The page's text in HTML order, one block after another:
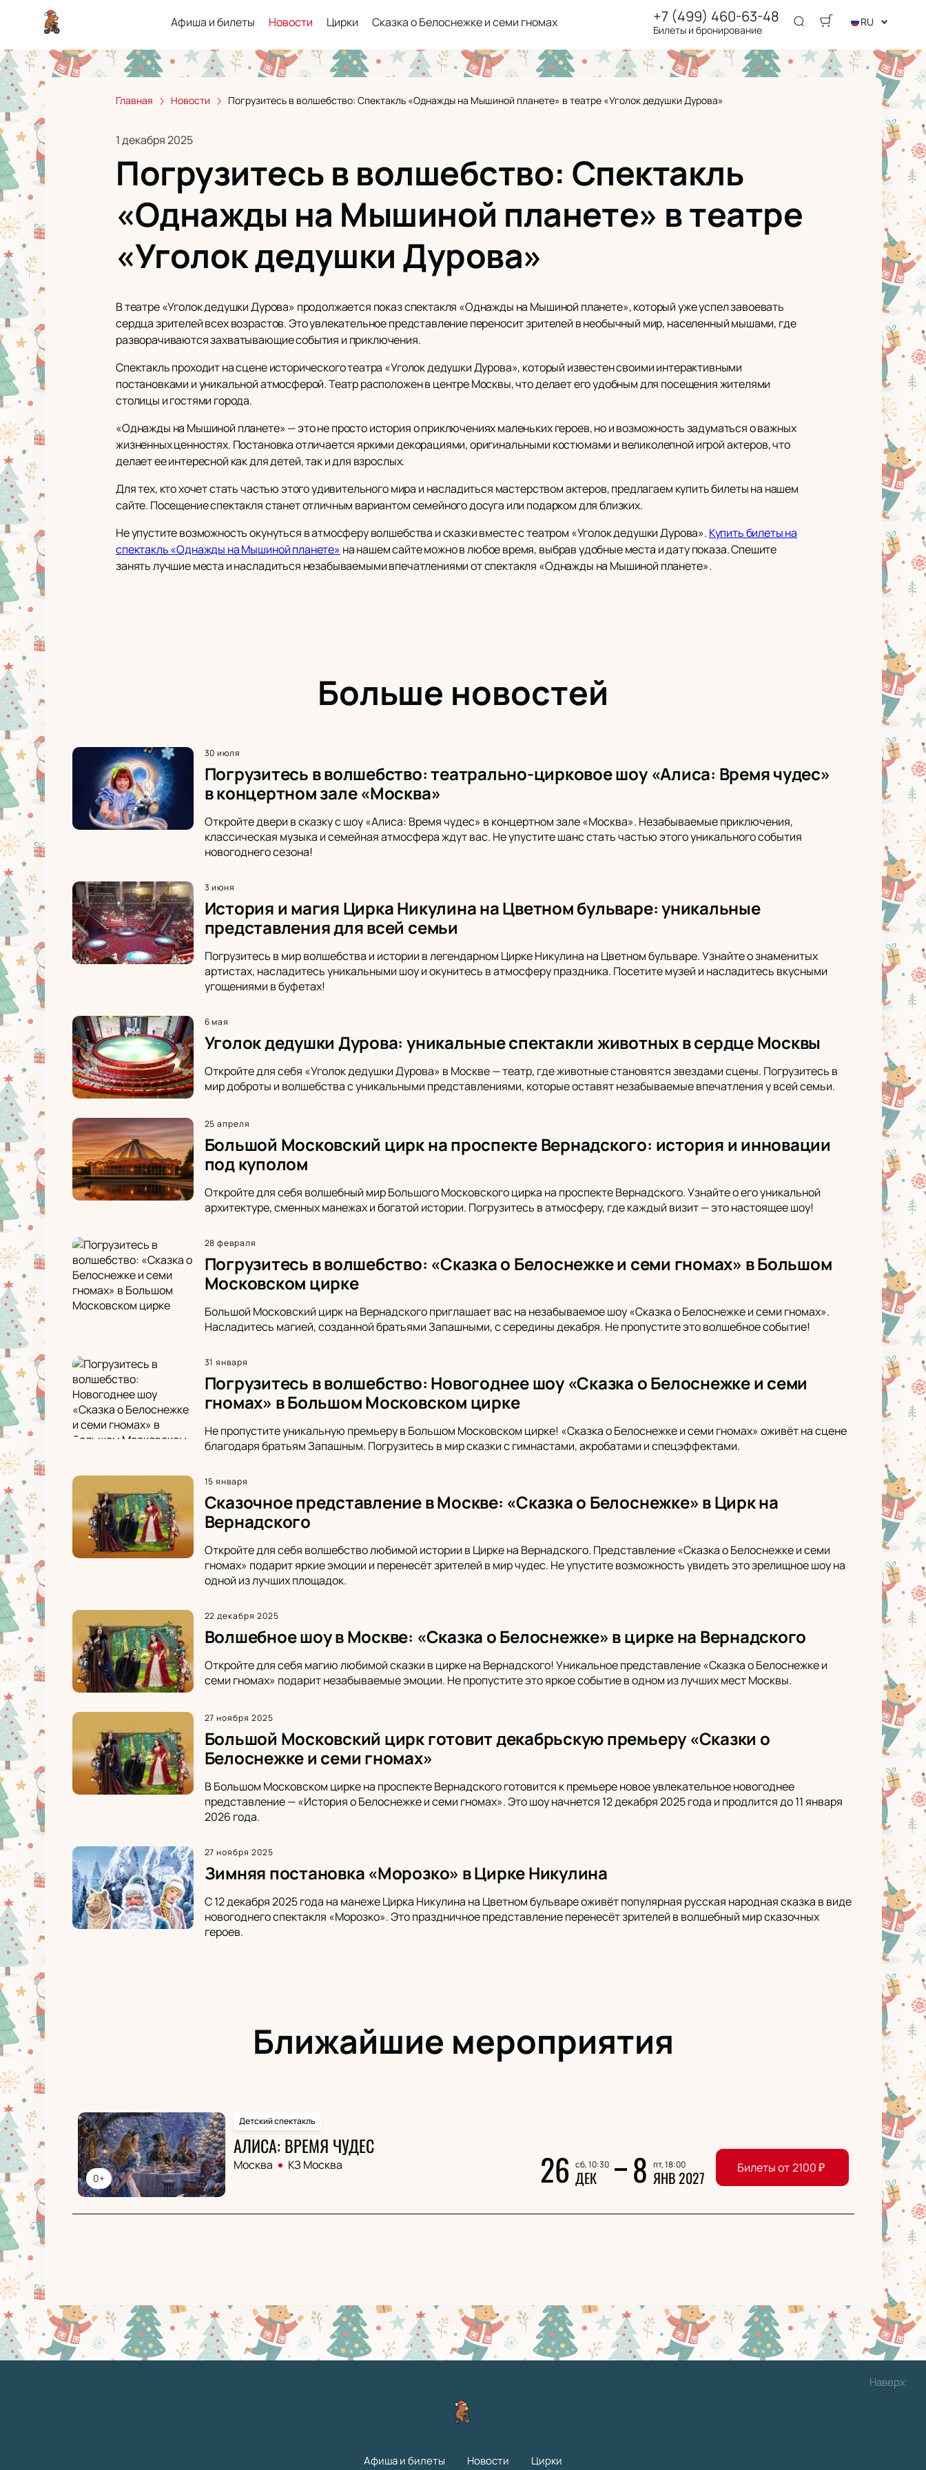
Афиша и билеты Новости Цирки Сказка о Белоснежке и семи гномах +7 (499) 460-63-48
Билеты и бронирование
RU
Главная Новости Погрузитесь в волшебство: Спектакль «Однажды на Мышиной планете» в театре «Уголок дедушки Дурова»
1 декабря 2025
Погрузитесь в волшебство: Спектакль
«Однажды на Мышиной планете» в театре
«Уголок дедушки Дурова»
В театре «Уголок дедушки Дурова» продолжается показ спектакля «Однажды на Мышиной планете», который уже успел завоевать
сердца зрителей всех возрастов. Это увлекательное представление переносит зрителей в необычный мир, населенный мышами, где
разворачиваются захватывающие события и приключения.
Спектакль проходит на сцене исторического театра «Уголок дедушки Дурова», который известен своими интерактивными
постановками и уникальной атмосферой. Театр расположен в центре Москвы, что делает его удобным для посещения жителями
столицы и гостями города.
«Однажды на Мышиной планете» — это не просто история о приключениях маленьких героев, но и возможность задуматься о важных
жизненных ценностях. Постановка отличается яркими декорациями, оригинальными костюмами и великолепной игрой актеров, что
делает ее интересной как для детей, так и для взрослых.
Для тех, кто хочет стать частью этого удивительного мира и насладиться мастерством актеров, предлагаем купить билеты на нашем
сайте. Посещение спектакля станет отличным вариантом семейного досуга или подарком для близких.
Не упустите возможность окунуться в атмосферу волшебства и сказки вместе с театром «Уголок дедушки Дурова». Купить билеты на
спектакль «Однажды на Мышиной планете» на нашем сайте можно в любое время, выбрав удобные места и дату показа. Спешите
занять лучшие места и насладиться незабываемыми впечатлениями от спектакля «Однажды на Мышиной планете».
Больше новостей
30 июля
Погрузитесь в волшебство: театрально-цирковое шоу «Алиса: Время чудес»
в концертном зале «Москва»
Откройте двери в сказку с шоу «Алиса: Время чудес» в концертном зале «Москва». Незабываемые приключения,
классическая музыка и семейная атмосфера ждут вас. Не упустите шанс стать частью этого уникального события
новогоднего сезона!
3 июня
История и магия Цирка Никулина на Цветном бульваре: уникальные
представления для всей семьи
Погрузитесь в мир волшебства и истории в легендарном Цирке Никулина на Цветном бульваре. Узнайте о знаменитых
артистах, насладитесь уникальными шоу и окунитесь в атмосферу праздника. Посетите музей и насладитесь вкусными
угощениями в буфетах!
6 мая
Уголок дедушки Дурова: уникальные спектакли животных в сердце Москвы
Откройте для себя «Уголок дедушки Дурова» в Москве — театр, где животные становятся звездами сцены. Погрузитесь в
мир доброты и волшебства с уникальными представлениями, которые оставят незабываемые впечатления у всей семьи.
25 апреля
Большой Московский цирк на проспекте Вернадского: история и инновации
под куполом
Откройте для себя волшебный мир Большого Московского цирка на проспекте Вернадского. Узнайте о его уникальной
архитектуре, сменных манежах и богатой истории. Погрузитесь в атмосферу, где каждый визит — это настоящее шоу!
28 февраля
Погрузитесь в волшебство: «Сказка о Белоснежке и семи гномах» в Большом
Московском цирке
Большой Московский цирк на Вернадского приглашает вас на незабываемое шоу «Сказка о Белоснежке и семи гномах».
Насладитесь магией, созданной братьями Запашными, с середины декабря. Не пропустите это волшебное событие!
31 января
Погрузитесь в волшебство: Новогоднее шоу «Сказка о Белоснежке и семи
гномах» в Большом Московском цирке
Не пропустите уникальную премьеру в Большом Московском цирке! «Сказка о Белоснежке и семи гномах» оживёт на сцене
благодаря братьям Запашным. Погрузитесь в мир сказки с гимнастами, акробатами и спецэффектами.
15 января
Сказочное представление в Москве: «Сказка о Белоснежке» в Цирк на
Вернадского
Откройте для себя волшебство любимой истории в Цирке на Вернадского. Представление «Сказка о Белоснежке и семи
гномах» подарит яркие эмоции и перенесёт зрителей в мир чудес. Не упустите возможность увидеть это зрелищное шоу на
одной из лучших площадок.
22 декабря 2025
Волшебное шоу в Москве: «Сказка о Белоснежке» в цирке на Вернадского
Откройте для себя магию любимой сказки в цирке на Вернадского! Уникальное представление «Сказка о Белоснежке и
семи гномах» подарит незабываемые эмоции. Не пропустите это яркое событие в одном из лучших мест Москвы.
27 ноября 2025
Большой Московский цирк готовит декабрьскую премьеру «Сказки о
Белоснежке и семи гномах»
В Большом Московском цирке на проспекте Вернадского готовится к премьере новое увлекательное новогоднее
представление — «История о Белоснежке и семи гномах». Это шоу начнется 12 декабря 2025 года и продлится до 11 января
2026 года.
27 ноября 2025
Зимняя постановка «Морозко» в Цирке Никулина
С 12 декабря 2025 года на манеже Цирка Никулина на Цветном бульваре оживёт популярная русская народная сказка в виде
новогоднего спектакля «Морозко». Это праздничное представление перенесёт зрителей в волшебный мир сказочных
героев.
Ближайшие мероприятия
0+
Детский спектакль
АЛИСА: ВРЕМЯ ЧУДЕС
Москва КЗ Москва 26 сб, 10:30
ДЕК 8 пт, 18:00
ЯНВ 2027 Билеты от 2100₽
Наверх
Афиша и билеты Новости Цирки